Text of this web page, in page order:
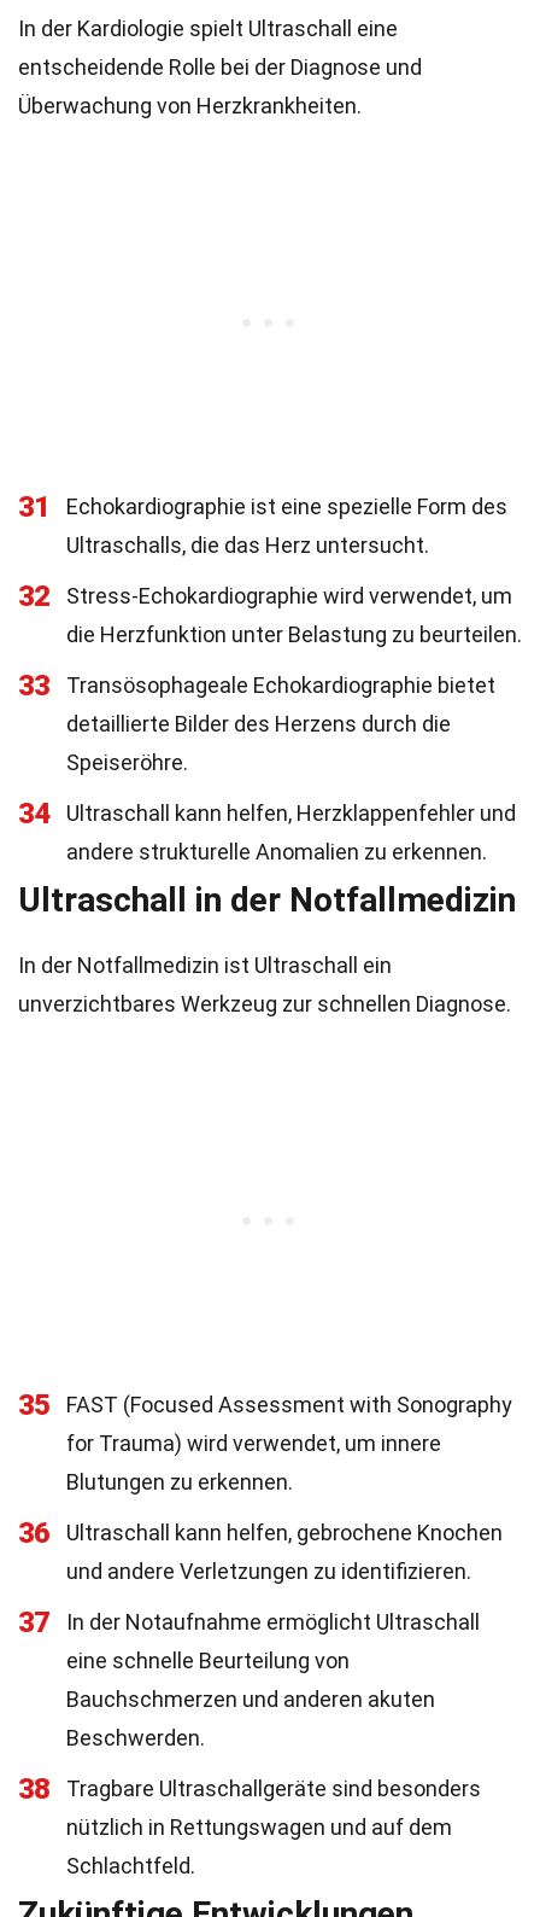
In der Kardiologie spielt Ultraschall eine
entscheidende Rolle bei der Diagnose und
Überwachung von Herzkrankheiten.
31
Echokardiographie ist eine spezielle Form des
Ultraschalls, die das Herz untersucht.
32
Stress-Echokardiographie wird verwendet, um
die Herzfunktion unter Belastung zu beurteilen.
33
Transösophageale Echokardiographie bietet
detaillierte Bilder des Herzens durch die
Speiseröhre.
34
Ultraschall kann helfen, Herzklappenfehler und
andere strukturelle Anomalien zu erkennen.
Ultraschall in der Notfallmedizin
In der Notfallmedizin ist Ultraschall ein
unverzichtbares Werkzeug zur schnellen Diagnose.
35
FAST (Focused Assessment with Sonography
for Trauma) wird verwendet, um innere
Blutungen zu erkennen.
36
Ultraschall kann helfen, gebrochene Knochen
und andere Verletzungen zu identifizieren.
37
In der Notaufnahme ermöglicht Ultraschall
eine schnelle Beurteilung von
Bauchschmerzen und anderen akuten
Beschwerden.
38
Tragbare Ultraschallgeräte sind besonders
nützlich in Rettungswagen und auf dem
Schlachtfeld.